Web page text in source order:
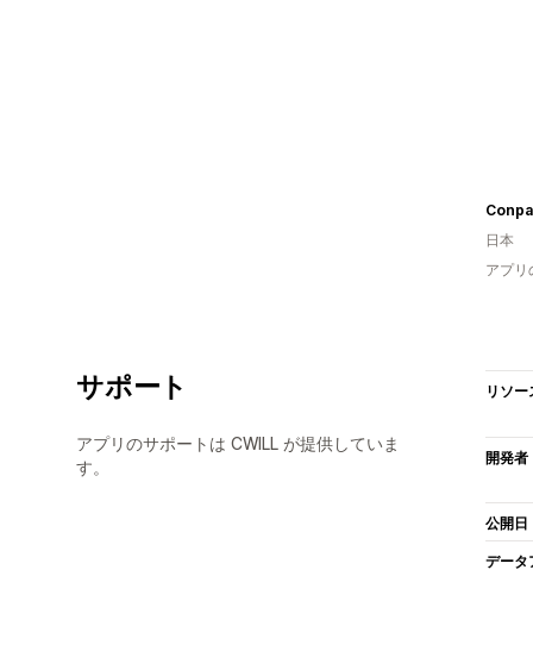
日本
アプリ
サポート
アプリのサポートは CWILL が提供していま
す。
リソー
開発者
公開日
データ